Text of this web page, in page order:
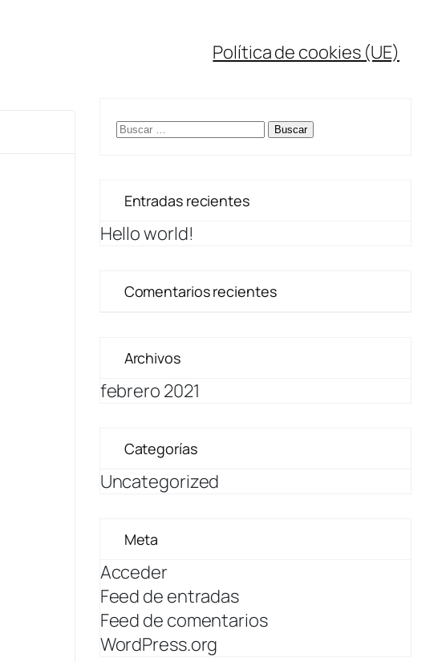
Política de cookies (UE)
Buscar:
Entradas recientes
Hello world!
Comentarios recientes
Archivos
febrero 2021
Categorías
Uncategorized
Meta
Acceder
Feed de entradas
Feed de comentarios
WordPress.org